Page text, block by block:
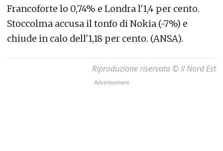
Francoforte lo 0,74% e Londra l'1,4 per cento.
Stoccolma accusa il tonfo di Nokia (-7%) e
chiude in calo dell'1,18 per cento. (ANSA).
Riproduzione riservata © il Nord Est